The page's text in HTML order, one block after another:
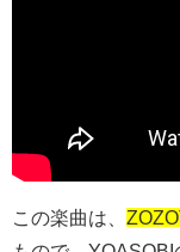
この楽曲は、